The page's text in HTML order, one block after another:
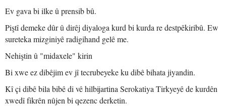
Ev gava bi ilke û prensib bû.
Piştî demeke dûr û dirêj diyaloga kurd bi kurda re destpêkiribû. Ew
sureteka mizginiyê radigihand gelê me.
Nehiştin û "midaxele" kirin
Bi xwe ez dibêjim ev jî tecrubeyeke ku dibê bihata jiyandin.
Kî çi dibê bila bibê di vê hilbijartina Serokatiya Tirkyeyê de kurdên
xwedî fikrên nûjen bi qezenc derketin.